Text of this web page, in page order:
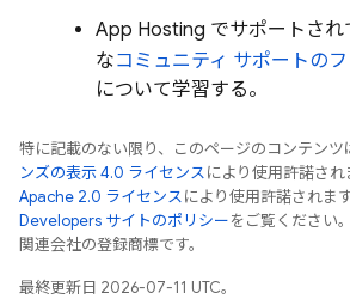
App Hosting でサポートさ
なコミュニティ サポートの
について学習する。
特に記載のない限り、このページのコンテンツ
ンズの表示 4.0 ライセンスにより使用許諾さ
Apache 2.0 ライセンスにより使用許諾されま
Developers サイトのポリシーをご覧ください
関連会社の登録商標です。
最終更新日 2026-07-11 UTC。